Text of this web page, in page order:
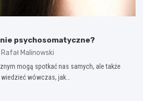
psychosomatyczne?
Rafał Malinowski
mogą spotkać nas samych, ale także
wówczas, jak…